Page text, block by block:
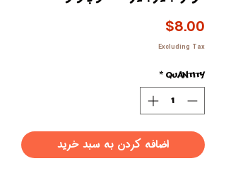
$8.00
Excluding Tax
Quantity
*
اضافه کردن به سبد خرید